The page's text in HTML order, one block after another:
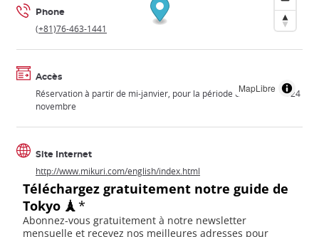
MapLibre
Phone
(+81)76-463-1441
Accès
Réservation à partir de mi-janvier, pour la période du 15 avril au 24
novembre
Site Internet
http://www.mikuri.com/english/index.html